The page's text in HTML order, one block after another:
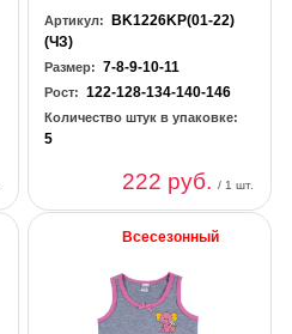
Артикул:
BK1226KP(01-22)
(ЧЗ)
Размер: 7-8-9-10-11
Рост: 122-128-134-140-146
Количество штук в упаковке:
5
222 руб./ 1 шт.
Всесезонный